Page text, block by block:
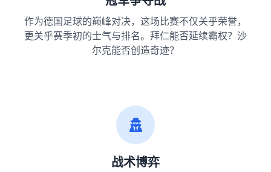
作为德国足球的巅峰对决，这场比赛不仅关乎荣誉，
更关乎赛季初的士气与排名。拜仁能否延续霸权？沙
尔克能否创造奇迹？
战术博弈